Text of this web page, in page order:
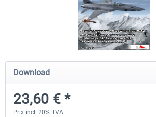
A320 Family professional Bundle
80,62 € *
Download
23,60 € *
Prix incl. 20% TVA